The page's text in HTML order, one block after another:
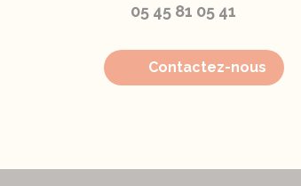
05 45 81 05 41
Contactez-nous